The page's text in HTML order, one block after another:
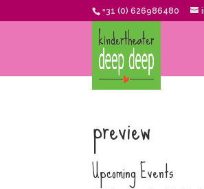
+31 (0) 626986480
preview
Upcoming Events